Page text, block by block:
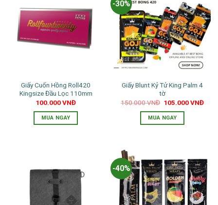
Giấy Cuốn Hồng Roll420
Kingsize Đầu Lọc 110mm
100.000VNĐ
MUA NGAY
-30%
Giấy Blunt Kỷ Tử King Palm 4
tờ
150.000VNĐ Giá
là:
150.000 VNĐ.
105.000VNĐGiá
MUA NGAY
có
nhiều
biến
thể.
Các
-40%